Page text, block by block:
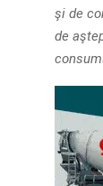
şi de
de